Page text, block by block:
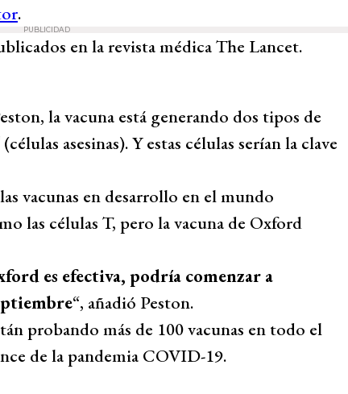
.
PUBLICIDAD
en la revista médica The Lancet.
la vacuna está generando dos tipos de
(células asesinas). Y estas células serían la clave
vacunas en desarrollo en el mundo
las células T, pero la vacuna de Oxford
es efectiva, podría comenzar a
“, añadió Peston.
probando más de 100 vacunas en todo el
de la pandemia COVID-19.